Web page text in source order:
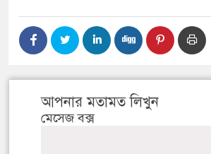
আপনার মতামত লিখুন
মেসেজ বক্স